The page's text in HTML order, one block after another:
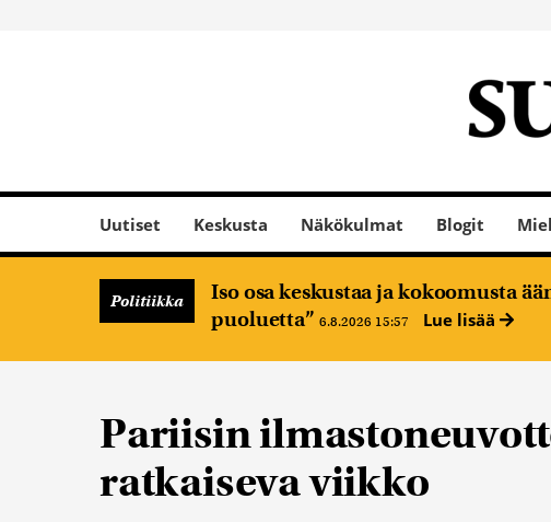
Uutiset Keskusta Näkökulmat Blogit
Politiikka
Iso osa keskustaa ja kokoomusta
puoluetta” 6.8.2026 15:57 Lue lisää
Pariisin
ratkaiseva viikko